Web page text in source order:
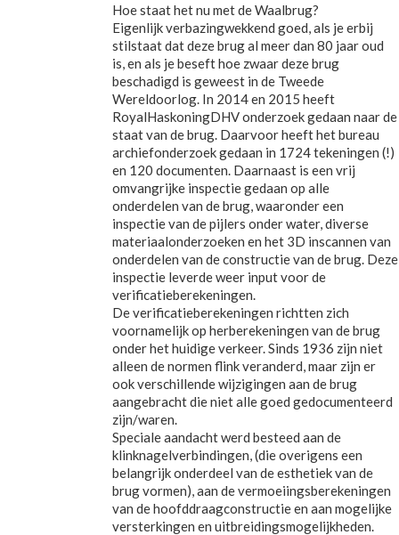
Hoe staat het nu met de Waalbrug?
Eigenlijk verbazingwekkend goed, als je erbij
stilstaat dat deze brug al meer dan 80 jaar oud
is, en als je beseft hoe zwaar deze brug
beschadigd is geweest in de Tweede
Wereldoorlog. In 2014 en 2015 heeft
RoyalHaskoningDHV onderzoek gedaan naar de
staat van de brug. Daarvoor heeft het bureau
archiefonderzoek gedaan in 1724 tekeningen (!)
en 120 documenten. Daarnaast is een vrij
omvangrijke inspectie gedaan op alle
onderdelen van de brug, waaronder een
inspectie van de pijlers onder water, diverse
materiaalonderzoeken en het 3D inscannen van
onderdelen van de constructie van de brug. Deze
inspectie leverde weer input voor de
verificatieberekeningen.
De verificatieberekeningen richtten zich
voornamelijk op herberekeningen van de brug
onder het huidige verkeer. Sinds 1936 zijn niet
alleen de normen flink veranderd, maar zijn er
ook verschillende wijzigingen aan de brug
aangebracht die niet alle goed gedocumenteerd
zijn/waren.
Speciale aandacht werd besteed aan de
klinknagelverbindingen, (die overigens een
belangrijk onderdeel van de esthetiek van de
brug vormen), aan de vermoeiingsberekeningen
van de hoofddraagconstructie en aan mogelijke
versterkingen en uitbreidingsmogelijkheden.